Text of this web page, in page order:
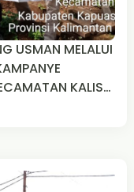
USMAN MELALUI
KALIS